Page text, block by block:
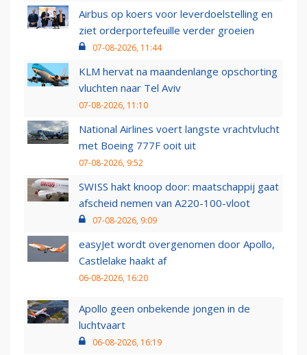
Airbus op koers voor leverdoelstelling en
ziet orderportefeuille verder groeien
07-08-2026, 11:44
KLM hervat na maandenlange opschorting
vluchten naar Tel Aviv
07-08-2026, 11:10
National Airlines voert langste vrachtvlucht
met Boeing 777F ooit uit
07-08-2026, 9:52
SWISS hakt knoop door: maatschappij gaat
afscheid nemen van A220-100-vloot
07-08-2026, 9:09
easyJet wordt overgenomen door Apollo,
Castlelake haakt af
06-08-2026, 16:20
Apollo geen onbekende jongen in de
luchtvaart
06-08-2026, 16:19